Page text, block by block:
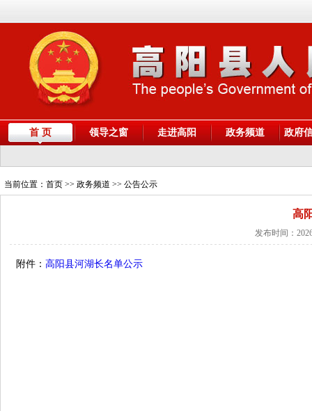
首 页 领导之窗 走进高阳 政务频道 政府
当前位置： 首页 >> 政务频道 >> 公告公示
高
发布时间：
附件： 高阳县河湖长名单公示